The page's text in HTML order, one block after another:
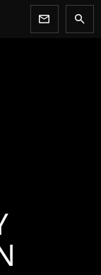
newsletter search